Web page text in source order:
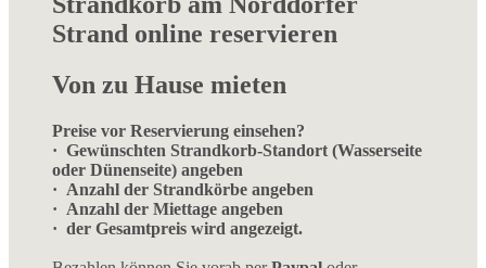
Strand online reservieren
Von zu Hause mieten
Preise vor Reservierung einsehen?
· Gewünschten Strandkorb-Standort (Wasserseite
oder Dünenseite) angeben
· Anzahl der Strandkörbe angeben
· Anzahl der Miettage angeben
· der Gesamtpreis wird angezeigt.